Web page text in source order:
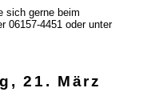
sich gerne beim
06157-4451 oder unter
21. März